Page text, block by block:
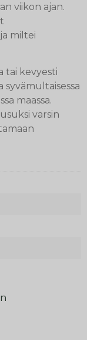
viikon ajan.
miltei
tai kevyesti
maassa.
varsin